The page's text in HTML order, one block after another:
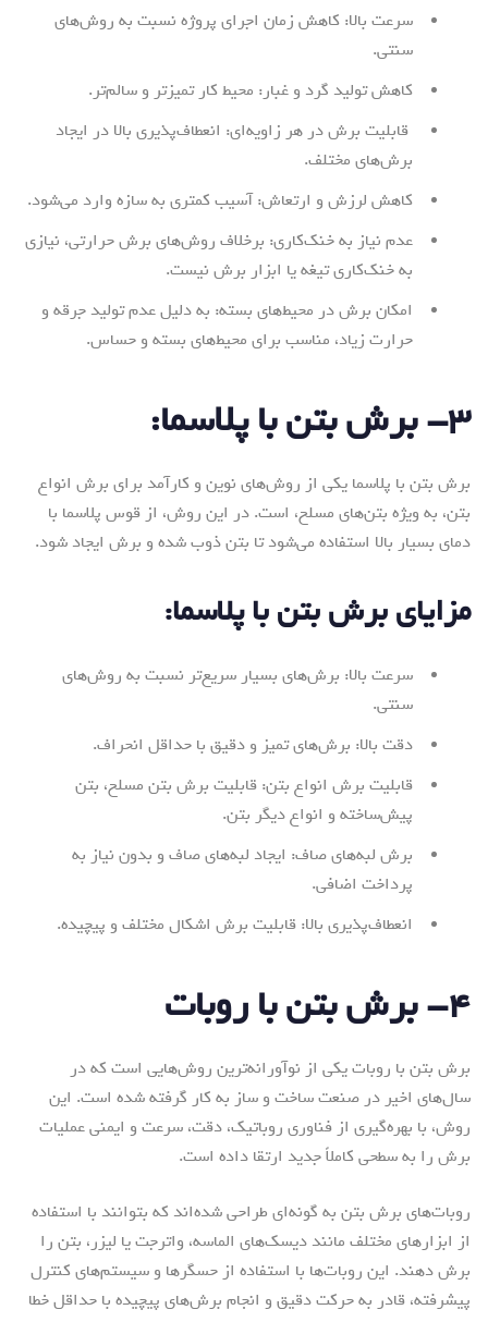
سرعت بالا: کاهش زمان اجرای پروژه نسبت به روش‌های
سنتی.
کاهش تولید گرد و غبار: محیط کار تمیزتر و سالم‌تر.
قابلیت برش در هر زاویه‌ای: انعطاف‌پذیری بالا در ایجاد
برش‌های مختلف.
کاهش لرزش و ارتعاش: آسیب کمتری به سازه وارد می‌شود.
عدم نیاز به خنک‌کاری: برخلاف روش‌های برش حرارتی، نیازی
به خنک‌کاری تیغه یا ابزار برش نیست.
امکان برش در محیط‌های بسته: به دلیل عدم تولید جرقه و
حرارت زیاد، مناسب برای محیط‌های بسته و حساس.
۳- برش بتن با پلاسما:
برش بتن با پلاسما یکی از روش‌های نوین و کارآمد برای برش انواع
بتن، به ویژه بتن‌های مسلح، است. در این روش، از قوس پلاسما با
دمای بسیار بالا استفاده می‌شود تا بتن ذوب شده و برش ایجاد شود.
مزایای برش بتن با پلاسما:
سرعت بالا: برش‌های بسیار سریع‌تر نسبت به روش‌های
سنتی.
دقت بالا: برش‌های تمیز و دقیق با حداقل انحراف.
قابلیت برش انواع بتن: قابلیت برش بتن مسلح، بتن
پیش‌ساخته و انواع دیگر بتن.
برش لبه‌های صاف: ایجاد لبه‌های صاف و بدون نیاز به
پرداخت اضافی.
انعطاف‌پذیری بالا: قابلیت برش اشکال مختلف و پیچیده.
۴- برش بتن با روبات
برش بتن با روبات یکی از نوآورانه‌ترین روش‌هایی است که در
سال‌های اخیر در صنعت ساخت و ساز به کار گرفته شده است. این
روش، با بهره‌گیری از فناوری روباتیک، دقت، سرعت و ایمنی عملیات
برش را به سطحی کاملاً جدید ارتقا داده است.
روبات‌های برش بتن به گونه‌ای طراحی شده‌اند که بتوانند با استفاده
از ابزارهای مختلف مانند دیسک‌های الماسه، واترجت یا لیزر، بتن را
برش دهند. این روبات‌ها با استفاده از حسگرها و سیستم‌های کنترل
پیشرفته، قادر به حرکت دقیق و انجام برش‌های پیچیده با حداقل خطا